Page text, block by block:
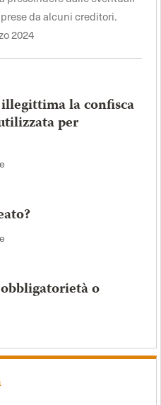
da alcuni creditori.
2024
la confisca
per
o